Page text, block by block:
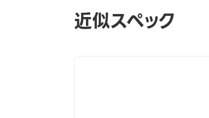
近似スペック